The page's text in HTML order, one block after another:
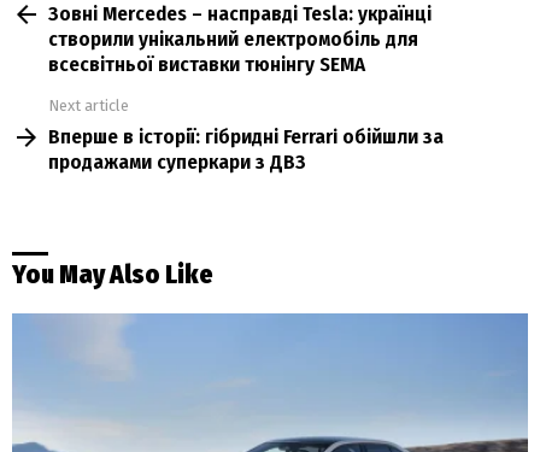
moreЗовні Mercedes – насправді Tesla: українці
створили унікальний електромобіль для
всесвітньої виставки тюнінгу SEMA
Next article
Вперше в історії: гібридні Ferrari обійшли за
продажами суперкари з ДВЗ
You May Also Like